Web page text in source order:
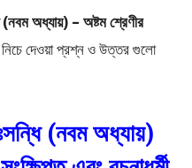
(নবম অধ্যায়) – অষ্টম শ্রেণীর
দেওয়া প্রশ্ন ও উত্তর গুলো
(নবম অধ্যায়)